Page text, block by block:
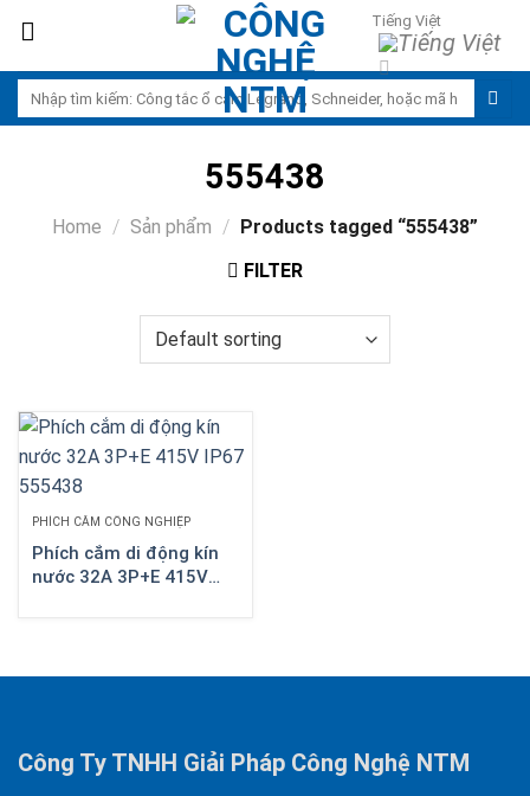
content
Tiếng Việt
Search
for:
555438
Home / Sản phẩm /
Products tagged “555438”
FILTER
PHÍCH CẮM CÔNG NGHIỆP
Phích cắm di động kín
nước 32A 3P+E 415V
Công Ty TNHH Giải Pháp Công Nghệ NTM